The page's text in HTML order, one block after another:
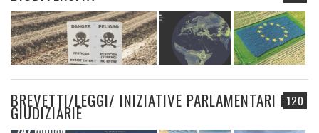
120
BREVETTI/LEGGI/ INIZIATIVE PARLAMENTARI E
GIUDIZIARIE